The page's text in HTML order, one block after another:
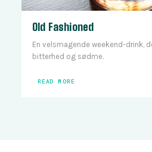
Old Fashioned
En velsmagende weekend-drink,
bitterhed og sødme.
READ MORE